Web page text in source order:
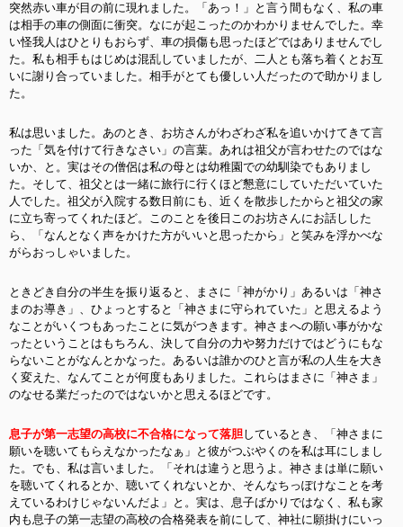
突然赤い車が目の前に現れました。「あっ！」と言う間もなく、私の車
は相手の車の側面に衝突。なにが起こったのかわかりませんでした。幸
い怪我人はひとりもおらず、車の損傷も思ったほどではありませんでし
た。私も相手もはじめは混乱していましたが、二人とも落ち着くとお互
いに謝り合っていました。相手がとても優しい人だったので助かりまし
た。
私は思いました。あのとき、お坊さんがわざわざ私を追いかけてきて言
った「気を付けて行きなさい」の言葉。あれは祖父が言わせたのではな
いか、と。実はその僧侶は私の母とは幼稚園での幼馴染でもありまし
た。そして、祖父とは一緒に旅行に行くほど懇意にしていただいていた
人でした。祖父が入院する数日前にも、近くを散歩したからと祖父の家
に立ち寄ってくれたほど。このことを後日このお坊さんにお話しした
ら、「なんとなく声をかけた方がいいと思ったから」と笑みを浮かべな
がらおっしゃいました。
ときどき自分の半生を振り返ると、まさに「神がかり」あるいは「神さ
まのお導き」、ひょっとすると「神さまに守られていた」と思えるよう
なことがいくつもあったことに気がつきます。神さまへの願い事がかな
ったということはもちろん、決して自分の力や努力だけではどうにもな
らないことがなんとかなった。あるいは誰かのひと言が私の人生を大き
く変えた、なんてことが何度もありました。これらはまさに「神さま」
のなせる業だったのではないかと思えるほどです。
息子が第一志望の高校に不合格になって落胆しているとき、「神さまに
願いを聴いてもらえなかったなぁ」と彼がつぶやくのを私は耳にしまし
た。でも、私は言いました。「それは違うと思うよ。神さまは単に願い
を聴いてくれるとか、聴いてくれないとか、そんなちっぽけなことを考
えているわけじゃないんだよ」と。実は、息子ばかりではなく、私も家
内も息子の第一志望の高校の合格発表を前にして、神社に願掛けにいっ